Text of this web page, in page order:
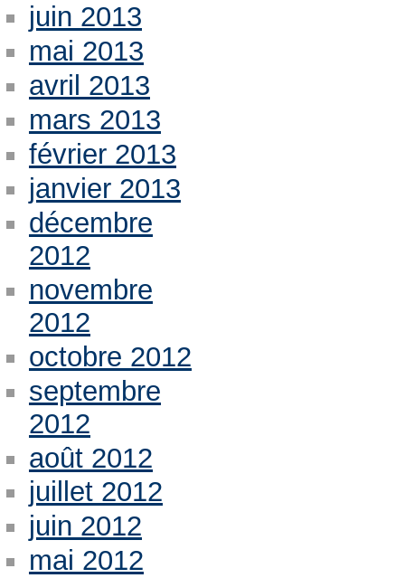
juin 2013
mai 2013
avril 2013
mars 2013
février 2013
janvier 2013
décembre
2012
novembre
2012
octobre 2012
septembre
2012
août 2012
juillet 2012
juin 2012
mai 2012